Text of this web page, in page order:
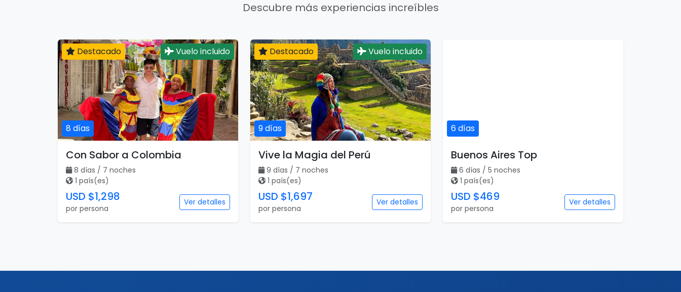
Descubre más experiencias increíbles
8 días
Destacado Vuelo incluido
Con Sabor a Colombia
8 días / 7 noches
1 país(es)
USD $1,298
por persona
Ver detalles
9 días
Destacado Vuelo incluido
Vive la Magia del Perú
9 días / 7 noches
1 país(es)
USD $1,697
por persona
Ver detalles
6 días
Buenos Aires Top
6 días / 5 noches
1 país(es)
USD $469
por persona
Ver detalles